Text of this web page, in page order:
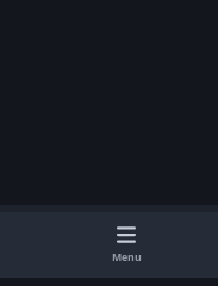
Договор оферты
Menu